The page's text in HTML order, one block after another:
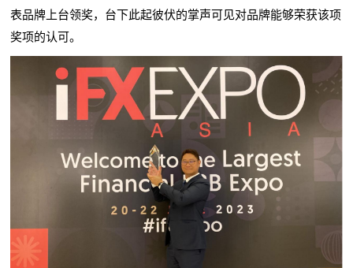
表品牌上台领奖，台下此起彼伏的掌声可见对品牌能够荣获该项
奖项的认可。